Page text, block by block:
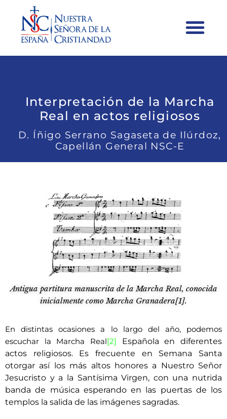
Interpretación de la Marcha
Real en actos religiosos
D. Íñigo Serrano Sagaseta de Ilúrdoz,
Capellán General NSC-E
Antigua partitura manuscrita de la Marcha Real, conocida
inicialmente como Marcha Granadera[1].
En distintas ocasiones a lo largo del año, podemos
escuchar la Marcha Real[2]
Española en diferentes
actos religiosos. Es frecuente en Semana Santa
otorgar así los más altos honores a Nuestro Señor
Jesucristo y a la Santísima Virgen, con una nutrida
banda de música esperando en las puertas de los
templos la salida de las imágenes sagradas.